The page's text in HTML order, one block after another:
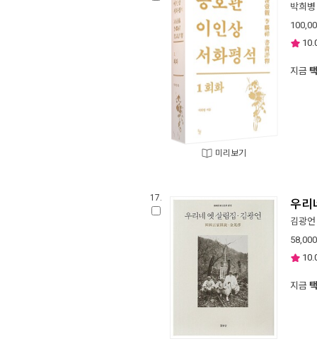
미리보기
박희병
지금
17. 우리
김광언
58,000
지금